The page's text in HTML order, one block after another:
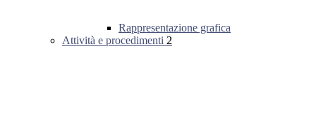
Rappresentazione grafica
Attività e procedimenti 2